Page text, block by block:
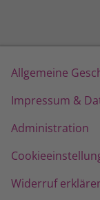
Allgemeine
Impressum &
Administration
Widerruf